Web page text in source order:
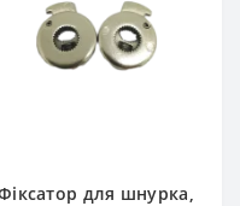
для шнурка,